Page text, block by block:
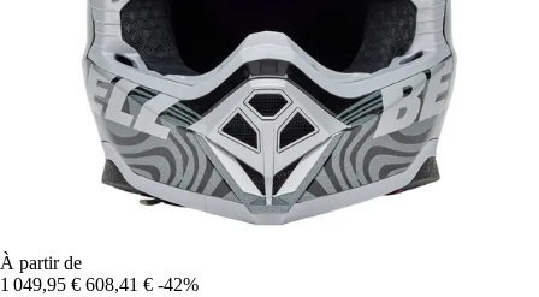
À partir de
1 049,95 € 608,41 € -42%